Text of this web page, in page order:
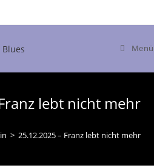
Menü
lebt nicht mehr
> 25.12.2025 – Franz lebt nicht mehr